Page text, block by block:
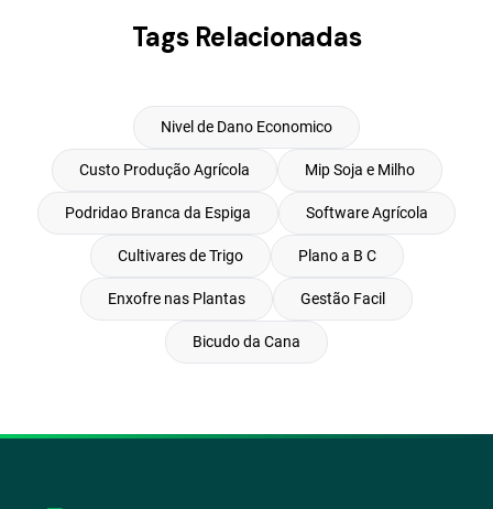
Tags Relacionadas
Nivel de Dano Economico
Custo Produção Agrícola Mip Soja e Milho
Podridao Branca da Espiga Software Agrícola
Cultivares de Trigo Plano a B C
Enxofre nas Plantas Gestão Facil
Bicudo da Cana